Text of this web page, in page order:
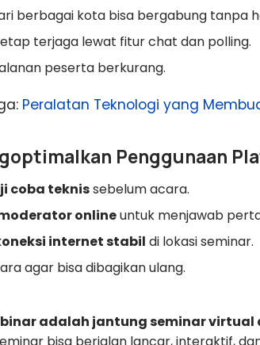
berbagai kota bisa bergabung tanpa
terjaga lewat fitur chat dan polling.
peserta berkurang.
Peralatan Teknologi yang
Penggunaan
coba teknissebelum acara.
onlineuntuk menjawab
internet stabil di lokasi seminar.
agar bisa dibagikan ulang.
adalah jantung seminar virtual